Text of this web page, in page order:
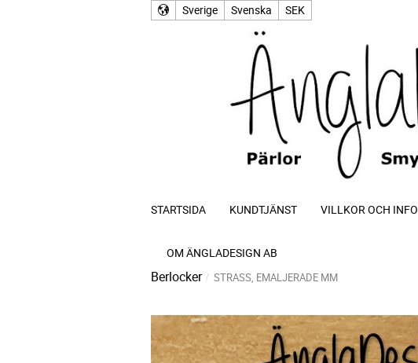
Sverige Svenska SEK
STARTSIDA KUNDTJÄNST VILLKOR OCH INFO
OM ÄNGLADESIGN AB
Berlocker STRASS, EMALJERADE MM